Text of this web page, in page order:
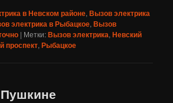
в Невском районе,Вызов электрика
электрика в Рыбацкое,Вызов
| Метки:Вызов электрика,Невский
проспект,Рыбацкое